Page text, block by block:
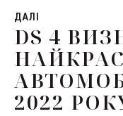
ДАЛІ
DS 4
2022